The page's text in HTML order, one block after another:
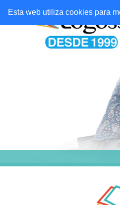
Esta web utiliza cookies para